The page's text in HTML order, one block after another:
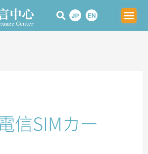
信SIMカー